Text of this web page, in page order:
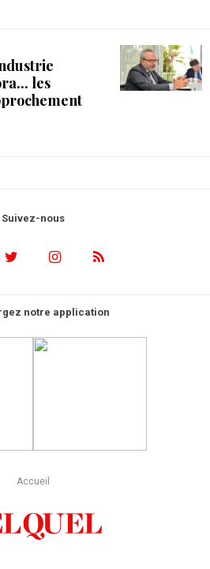
les
Suivez-nous
notre application
Accueil